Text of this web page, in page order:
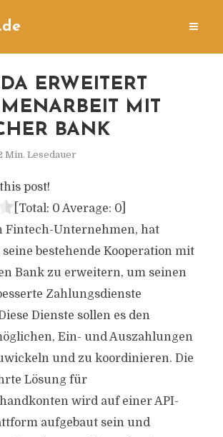
ERWEITERT
MIT
BANK
Min. Lesedauer
post!
[Total: 0 Average: 0]
Fintech-Unternehmen, hat
seine bestehende Kooperation mit
Bank zu erweitern, um seinen
Zahlungsdienste
Dienste sollen es den
Ein- und Auszahlungen
und zu koordinieren. Die
Lösung für
wird auf einer API-
aufgebaut sein und